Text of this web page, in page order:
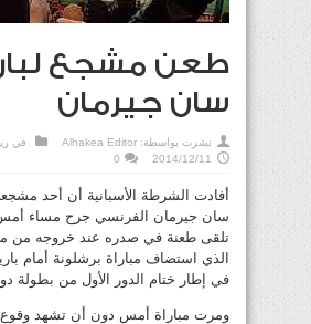
طعن مشجع
سان جيرمان
نشرت بواسطة: Alhakea Editor في
2014/12/11
0
أفادت الشرطة الأسبانية أن أحد
سان جيرمان الفرنسي جرح مساء أمس
تلقى طعنة في صدره عند خروجه من
الذي استضاف مباراة برشلونة أمام
في إطار ختام الدور الأول من بطولة
ومرت مباراة أمس دون أن تشهد وقوع